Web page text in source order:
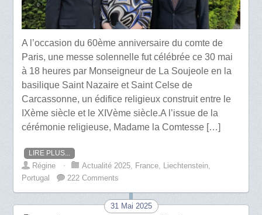
A l’occasion du 60ème anniversaire du comte de
Paris, une messe solennelle fut célébrée ce 30 mai
à 18 heures par Monseigneur de La Soujeole en la
basilique Saint Nazaire et Saint Celse de
Carcassonne, un édifice religieux construit entre le
IXème siècle et le XIVème siècle.A l’issue de la
cérémonie religieuse, Madame la Comtesse […]
LIRE PLUS...
Régine ⋅ Actualité 2025, France, Liechtenstein,
Portugal
222 Comments
31 Mai 2025